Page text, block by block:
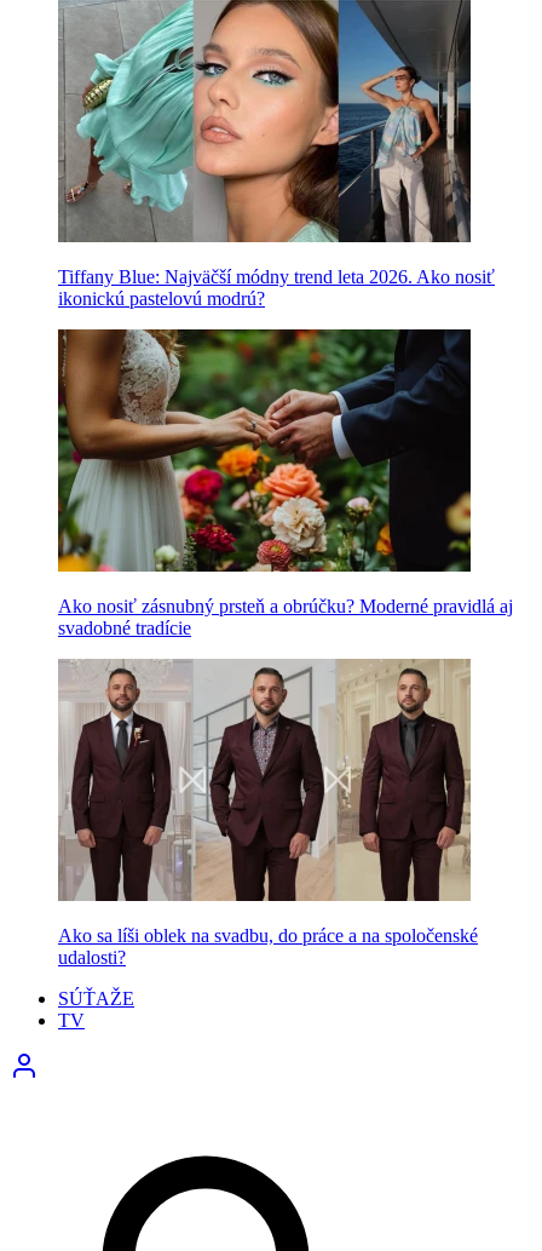
Tiffany Blue: Najväčší módny trend leta 2026. Ako nosiť
ikonickú pastelovú modrú?
Ako nosiť zásnubný prsteň a obrúčku? Moderné pravidlá aj
svadobné tradície
Ako sa líši oblek na svadbu, do práce a na spoločenské
udalosti?
SÚŤAŽE
TV